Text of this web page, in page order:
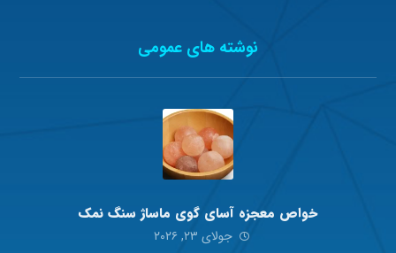
نوشته های عمومی
خواص معجزه آسای گوی ماساژ سنگ نمک
جولای ۲۳, ۲۰۲۶